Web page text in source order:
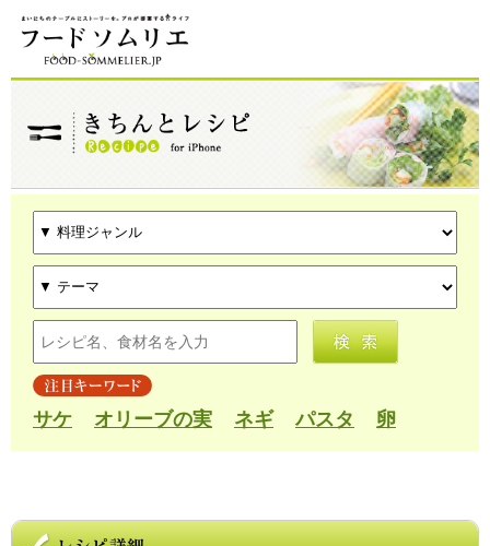
サケ オリーブの実 ネギ パスタ 卵